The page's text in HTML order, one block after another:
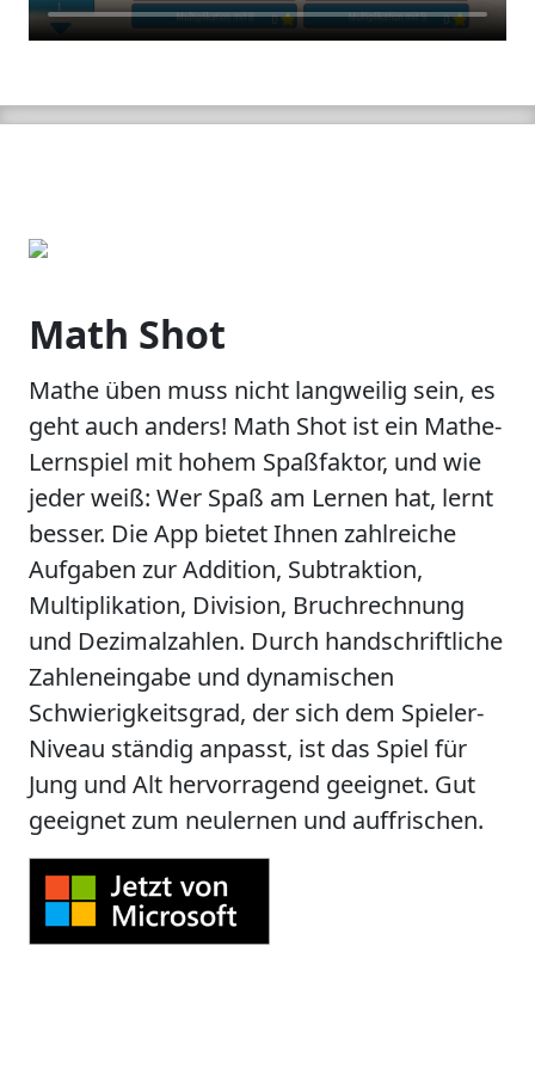
Math Shot
Mathe üben muss nicht langweilig sein, es
geht auch anders! Math Shot ist ein Mathe-
Lernspiel mit hohem Spaßfaktor, und wie
jeder weiß: Wer Spaß am Lernen hat, lernt
besser. Die App bietet Ihnen zahlreiche
Aufgaben zur Addition, Subtraktion,
Multiplikation, Division, Bruchrechnung
und Dezimalzahlen. Durch handschriftliche
Zahleneingabe und dynamischen
Schwierigkeitsgrad, der sich dem Spieler-
Niveau ständig anpasst, ist das Spiel für
Jung und Alt hervorragend geeignet. Gut
geeignet zum neulernen und auffrischen.